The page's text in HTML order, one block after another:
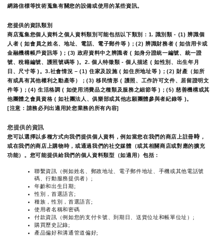
網路信標等技術蒐集有關您的設備或使用的某些資訊。
您提供的資訊類別
商店蒐集您個人資料之個人資料類別可能包括以下類別：1. 識別類 - (1) 辨識個
人者 ( 如會員之姓名、地址、電話、電子郵件等 )；(2) 辨識財務者 ( 如信用卡或
金融機構帳戶資訊等 )；(3) 政府資料中之辨識者 ( 如身分證統一編號、統一證
號、稅籍編號、護照號碼等 )。2. 個人特徵類 - 個人描述 ( 如性別、出生年月
日、尺寸等 )。3.社會情況 – (1) 住家及設施 ( 如住所地址等 )；(2) 財產（如所
有或具有其他權利之動產等）；(3) 移民情形 ( 護照、工作許可文件、居留證明文
件等 )；(4) 生活格調 ( 如使用消費品之種類及服務之細節等 )；(5) 慈善機構或其
他團體之會員資格 ( 如社團法人、俱樂部或其他志願團體參與者紀錄等 )。
[注意：請務必列出適用於您業務的所有內容]
您提供的資訊
您可以選擇以多種方式向我們提供個人資料，例如當您在我們的商店上註冊時，
或在我們的商店上購物時，或通過我們的社交媒體（或其相關商店或對應的擴充
功能）。您可能提供給我們的個人資料類型（如適用）包括：
聯繫資訊（例如姓名、郵政地址、電子郵件地址、手機或其他電話號
碼、行動服務提供者）;
年齡和出生日期;
性別，首選語言;
種族，性別，首選語言;
使用者名稱和密碼
付款資訊（例如您的支付卡號、到期日、送貨位址和帳單位址）;
購買歷史記錄;
產品偏好和溝通管道偏好;